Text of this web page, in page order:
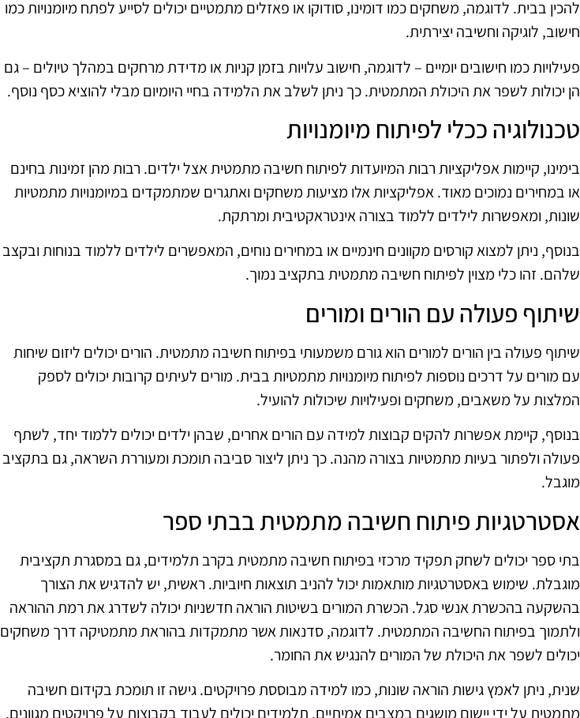
להכין בבית. לדוגמה, משחקים כמו דומינו, סודוקו או פאזלים מתמטיים יכולים לסייע לפתח מיומנויות כמו
חישוב, לוגיקה וחשיבה יצירתית.
פעילויות כמו חישובים יומיים – לדוגמה, חישוב עלויות בזמן קניות או מדידת מרחקים במהלך טיולים – גם
הן יכולות לשפר את היכולת המתמטית. כך ניתן לשלב את הלמידה בחיי היומיום מבלי להוציא כסף נוסף.
טכנולוגיה ככלי לפיתוח מיומנויות
בימינו, קיימות אפליקציות רבות המיועדות לפיתוח חשיבה מתמטית אצל ילדים. רבות מהן זמינות בחינם
או במחירים נמוכים מאוד. אפליקציות אלו מציעות משחקים ואתגרים שמתמקדים במיומנויות מתמטיות
שונות, ומאפשרות לילדים ללמוד בצורה אינטראקטיבית ומרתקת.
בנוסף, ניתן למצוא קורסים מקוונים חינמיים או במחירים נוחים, המאפשרים לילדים ללמוד בנוחות ובקצב
שלהם. זהו כלי מצוין לפיתוח חשיבה מתמטית בתקציב נמוך.
שיתוף פעולה עם הורים ומורים
שיתוף פעולה בין הורים למורים הוא גורם משמעותי בפיתוח חשיבה מתמטית. הורים יכולים ליזום שיחות
עם מורים על דרכים נוספות לפיתוח מיומנויות מתמטיות בבית. מורים לעיתים קרובות יכולים לספק
המלצות על משאבים, משחקים ופעילויות שיכולות להועיל.
בנוסף, קיימת אפשרות להקים קבוצות למידה עם הורים אחרים, שבהן ילדים יכולים ללמוד יחד, לשתף
פעולה ולפתור בעיות מתמטיות בצורה מהנה. כך ניתן ליצור סביבה תומכת ומעוררת השראה, גם בתקציב
מוגבל.
אסטרטגיות פיתוח חשיבה מתמטית בבתי ספר
בתי ספר יכולים לשחק תפקיד מרכזי בפיתוח חשיבה מתמטית בקרב תלמידים, גם במסגרת תקציבית
מוגבלת. שימוש באסטרטגיות מותאמות יכול להניב תוצאות חיוביות. ראשית, יש להדגיש את הצורך
בהשקעה בהכשרת אנשי סגל. הכשרת המורים בשיטות הוראה חדשניות יכולה לשדרג את רמת ההוראה
ולתמוך בפיתוח החשיבה המתמטית. לדוגמה, סדנאות אשר מתמקדות בהוראת מתמטיקה דרך משחקים
יכולים לשפר את היכולת של המורים להנגיש את החומר.
שנית, ניתן לאמץ גישות הוראה שונות, כמו למידה מבוססת פרויקטים. גישה זו תומכת בקידום חשיבה
מתמטית על ידי יישום מושגים במצבים אמיתיים. תלמידים יכולים לעבוד בקבוצות על פרויקטים מגוונים,